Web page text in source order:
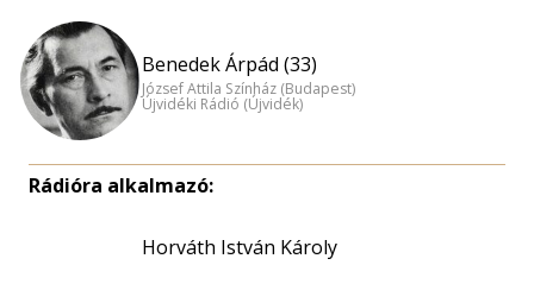
Benedek Árpád (33)
József Attila Színház (Budapest)
Újvidéki Rádió (Újvidék)
Rádióra alkalmazó:
Horváth István Károly